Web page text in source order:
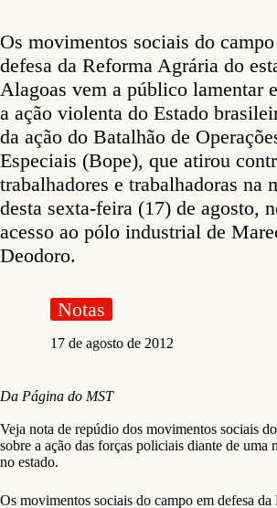
Os movimentos sociais do
defesa da Reforma Agrária do
Alagoas vem a público lamentar
a ação violenta do Estado
da ação do Batalhão de
Especiais (Bope), que atirou
trabalhadores e trabalhadoras na
desta sexta-feira (17) de agosto,
acesso ao pólo industrial de
Deodoro.
Notas
17 de agosto de 2012
Da Página do MST
Veja nota de repúdio dos movimentos sociais
sobre a ação das forças policiais diante de uma
no estado.
Os movimentos sociais do campo em defesa